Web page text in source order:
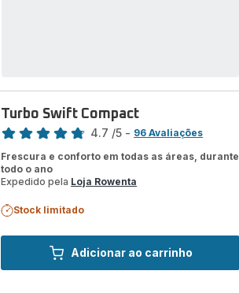
Adicionar ao carrinho
Turbo Swift Compact
Classificação
4.7 /5 - 96 Avaliações
Frescura e conforto em todas as áreas, durante
todo o ano
Expedido pela Loja Rowenta
Stock limitado